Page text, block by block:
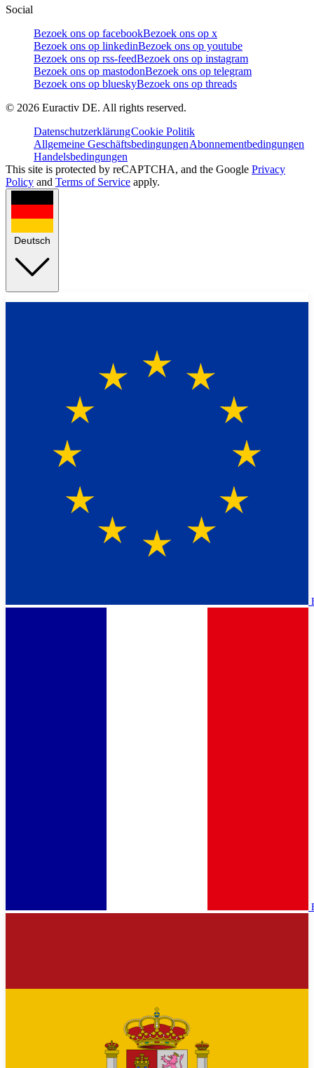
Social
Bezoek ons op facebookBezoek ons op x
Bezoek ons op linkedinBezoek ons op youtube
Bezoek ons op rss-feedBezoek ons op instagram
Bezoek ons op mastodonBezoek ons op telegram
Bezoek ons op blueskyBezoek ons op threads
© 2026 Euractiv DE. All rights reserved.
DatenschutzerklärungCookie Politik
Allgemeine GeschäftsbedingungenAbonnementbedingungen
Handelsbedingungen
This site is protected by reCAPTCHA, and the Google Privacy
Policy and Terms of Service apply.
Deutsch